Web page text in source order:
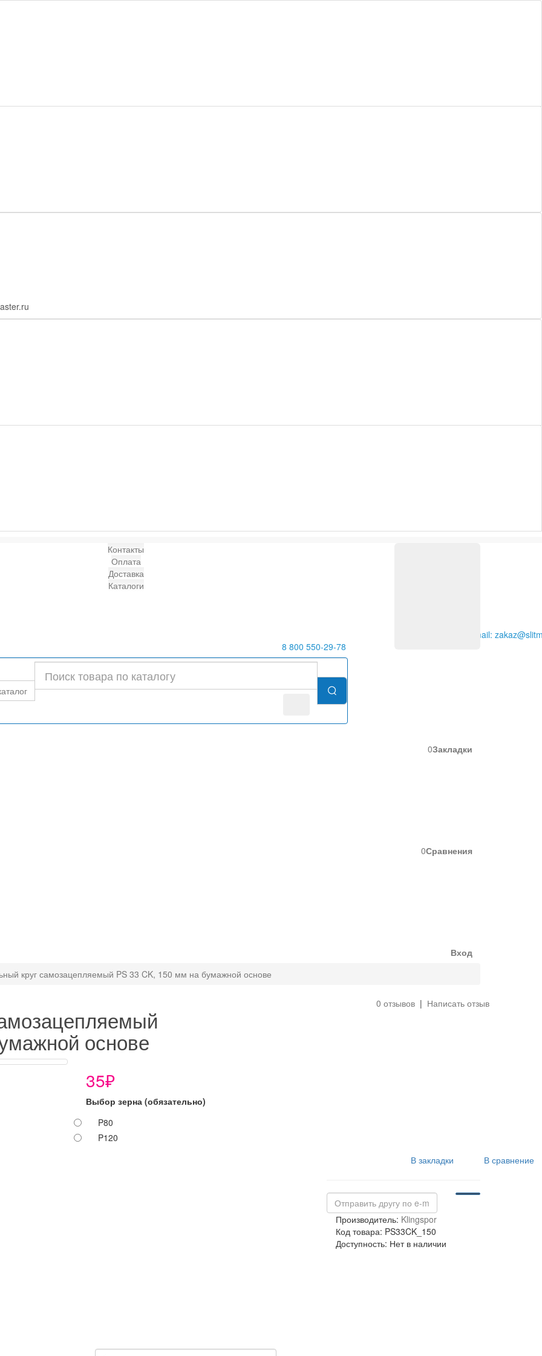
Контакты
Оплата
Доставка
Каталоги
E-mail:
8 800 550-29-78
0Закладки
0Сравнения
Вход
круг самозацепляемый PS 33 CK, 150 мм на бумажной основе
основе
0 отзывов | Написать отзыв
35₽
Выбор зерна(обязательно)
P80
P120
В закладки
В сравнение
Производитель: Klingspor
Код товара: PS33CK_150
Доступность: Нет в наличии